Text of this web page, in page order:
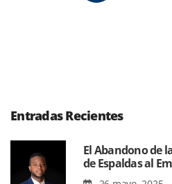
Entradas Recientes
El Abandono de
de Espaldas al